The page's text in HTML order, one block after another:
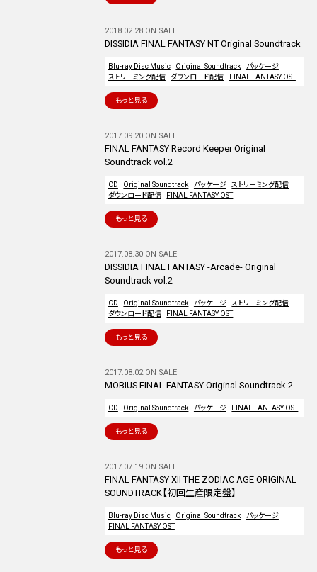
2018.02.28 ON SALE
DISSIDIA FINAL FANTASY NT Original Soundtrack
Blu-ray Disc Music Original Soundtrack
パッケージ
ストリーミング配信
ダウンロード配信 FINAL FANTASY OST
もっと見る
2017.09.20 ON SALE
FINAL FANTASY Record Keeper Original
Soundtrack vol.2
CD Original Soundtrack パッケージ
ストリーミング配信
ダウンロード配信
FINAL FANTASY OST
もっと見る
2017.08.30 ON SALE
DISSIDIA FINAL FANTASY -Arcade- Original
Soundtrack vol.2
CD Original Soundtrack パッケージ
ストリーミング配信
ダウンロード配信
FINAL FANTASY OST
もっと見る
2017.08.02 ON SALE
MOBIUS FINAL FANTASY Original Soundtrack 2
CD Original Soundtrack パッケージ FINAL FANTASY OST
もっと見る
2017.07.19 ON SALE
FINAL FANTASY XII THE ZODIAC AGE ORIGINAL
SOUNDTRACK【初回生産限定盤】
Blu-ray Disc Music Original Soundtrack
パッケージ
FINAL FANTASY OST
もっと見る